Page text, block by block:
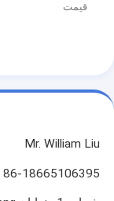
قیمت
Mr. William Liu
86-18665106395